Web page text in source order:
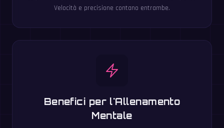
Velocità e precisione contano entrambe.
Benefici per l'Allenamento
Mentale